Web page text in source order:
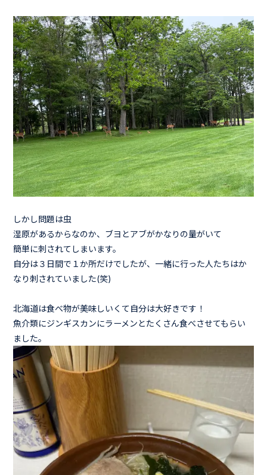
しかし問題は虫
湿原があるからなのか、ブヨとアブがかなりの量がいて
簡単に刺されてしまいます。
自分は３日間で１か所だけでしたが、一緒に行った人たちはか
なり刺されていました(笑)
北海道は食べ物が美味しいくて自分は大好きです！
魚介類にジンギスカンにラーメンとたくさん食べさせてもらい
ました。